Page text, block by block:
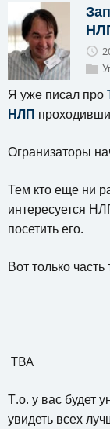
Я уже писал про
НЛП
Огранизаторы
Тем кто еще ни
интересуется
посетить его.
Вот только
TBA
Т.о. у вас будет
увидеть всех